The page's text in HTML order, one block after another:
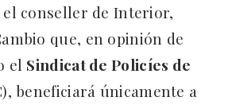
conseller de Interior,
que, en opinión de
el Sindicat de Policíes de
beneficiará únicamente a